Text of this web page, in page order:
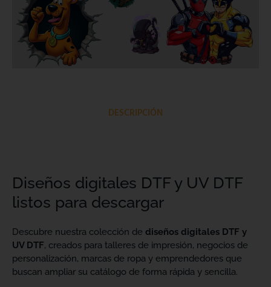
DESCRIPCIÓN
Diseños digitales DTF y UV DTF
listos para descargar
Descubre nuestra colección de diseños digitales DTF y
UV DTF, creados para talleres de impresión, negocios de
personalización, marcas de ropa y emprendedores que
buscan ampliar su catálogo de forma rápida y sencilla.